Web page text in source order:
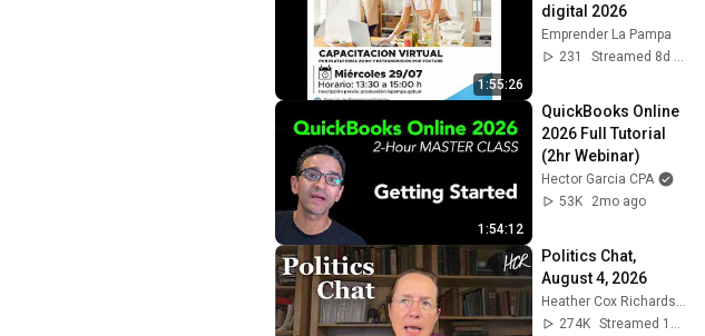
1:55:26
digital 2026
Emprender La Pampa
231
Streamed 8d ago
1:54:12
QuickBooks Online
2026 Full Tutorial
(2hr Webinar)
Hector Garcia CPA
53K
2mo ago
Politics Chat,
August 4, 2026
Heather Cox Richardson
274K
Streamed 1d ago